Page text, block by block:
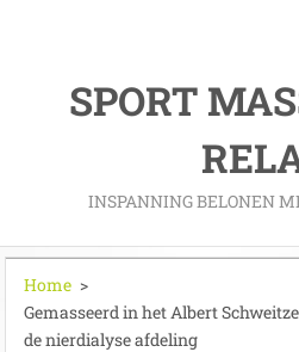
SPORT
INSPANNING BELONEN
Home >
Gemasseerd in het Albert
de nierdialyse afdeling